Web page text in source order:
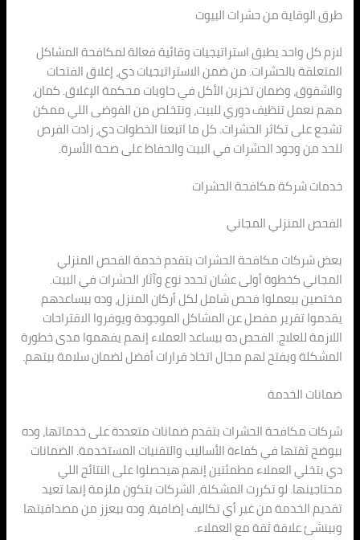
طرق الوقاية من حشرات البيوت
لازم كل واحد يطبق استراتيجيات وقائية فعالة لمكافحة المشاكل
المتعلقة بالحشرات. من ضمن الاستراتيجيات دي، إغلاق الفتحات
والشقوق، وضمان تخزين الأكل في حاويات محكمة الإغلاق. كمان،
مهم نعمل تنظيف دوري للبيت، ونتخلص من الفوضى اللي ممكن
تشجع على تكاثر الحشرات. كل ما اتبعنا الخطوات دي، زادت الفرص
للحد من وجود الحشرات في البيت والحفاظ على صحة الأسرة.
خدمات شركة مكافحة الحشرات
الفحص المنزلي المجاني
بعض شركات مكافحة الحشرات بتقدم خدمة الفحص المنزلي
المجاني كخطوة أولى عشان تحدد نوع وآثار الحشرات في البيت.
مختصين بيعملوا فحص شامل لكل أركان المنزل، وده بيساعدهم
يقدموا تقرير مفصل عن المشاكل الموجودة ويوفروا الاقتراحات
اللازمة للعلاج. الفحص ده بيساعد العملاء إنهم يفهموا مدى خطورة
المشكلة ويفتح لهم مجال اتخاذ قرارات أفضل لضمان سلامة بيتهم.
ضمانات الخدمة
شركات مكافحة الحشرات بتقدم ضمانات متعددة على خدماتها، وده
بيوضح ثقتها في كفاءة الأساليب والتقنيات المستخدمة. الضمانات
دي بتخلي العملاء مطمئنين إنهم هيحصلوا على النتائج اللي
محتاجينها. لو تكررت المشكلة، الشركات بتكون ملزمة إنها تعيد
تقديم الخدمة من غير أي تكاليف إضافية، وده بيعزز من مصداقيتها
وبينشئ علاقة ثقة مع العملاء.